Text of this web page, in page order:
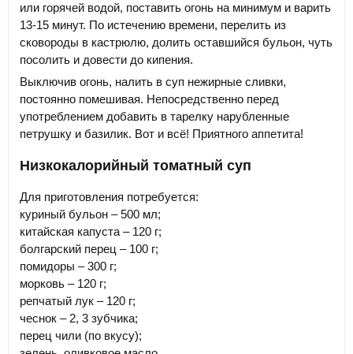
или горячей водой, поставить огонь на минимум и варить
13-15 минут. По истечению времени, перелить из
сковороды в кастрюлю, долить оставшийся бульон, чуть
посолить и довести до кипения.
Выключив огонь, налить в суп нежирные сливки,
постоянно помешивая. Непосредственно перед
употреблением добавить в тарелку нарубленные
петрушку и базилик. Вот и всё! Приятного аппетита!
Низкокалорийный томатный суп
Для приготовления потребуется:
куриный бульон – 500 мл;
китайская капуста – 120 г;
болгарский перец – 100 г;
помидоры – 300 г;
морковь – 120 г;
репчатый лук – 120 г;
чеснок – 2, 3 зубчика;
перец чили (по вкусу);